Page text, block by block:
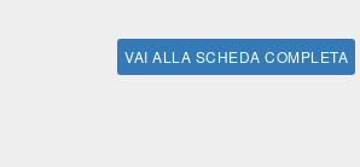
VAI ALLA SCHEDA COMPLETA